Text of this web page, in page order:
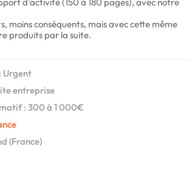
moins conséquents, mais avec cette même
produits par la suite.
Urgent
entreprise
: 300 à 1 000€
(France)